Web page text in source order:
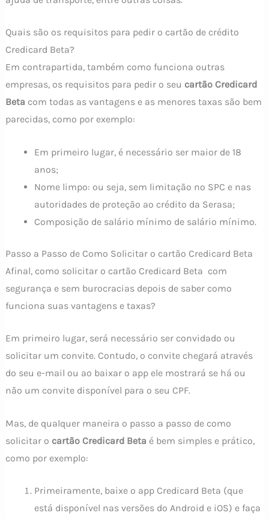
Quais são os requisitos para pedir o cartão de crédito
Credicard Beta?
Em contrapartida, também como funciona outras
empresas, os requisitos para pedir o seu cartão Credicard
Beta com todas as vantagens e as menores taxas são bem
parecidas, como por exemplo:
Em primeiro lugar, é necessário ser maior de 18
anos;
Nome limpo: ou seja, sem limitação no SPC e nas
autoridades de proteção ao crédito da Serasa;
Composição de salário mínimo de salário mínimo.
Passo a Passo de Como Solicitar o cartão Credicard Beta
Afinal, como solicitar o cartão Credicard Beta com
segurança e sem burocracias depois de saber como
funciona suas vantagens e taxas?
Em primeiro lugar, será necessário ser convidado ou
solicitar um convite. Contudo, o convite chegará através
do seu e-mail ou ao baixar o app ele mostrará se há ou
não um convite disponível para o seu CPF.
Mas, de qualquer maneira o passo a passo de como
solicitar o cartão Credicard Beta é bem simples e prático,
como por exemplo:
Primeiramente, baixe o app Credicard Beta (que
está disponível nas versões do Android e iOS) e faça